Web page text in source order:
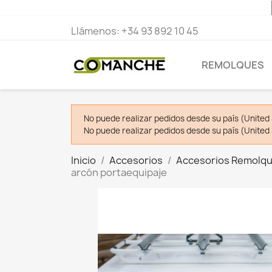
Llámenos: +34 93 892 10 45
REMOLQUES
No puede realizar pedidos desde su país
No puede realizar pedidos desde su país
Inicio Accesorios
Accesorios
arcón portaequipaje